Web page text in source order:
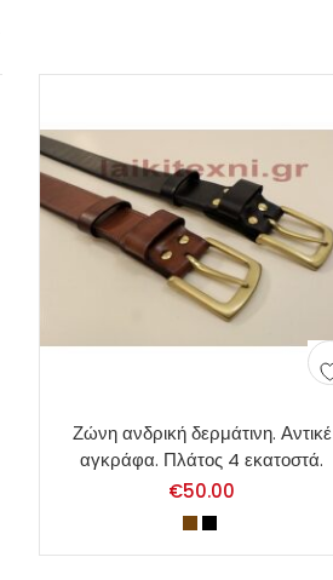
Ζώνη ανδρική δερμάτινη. Αντικέ
αγκράφα. Πλάτος 4 εκατοστά.
€50.00